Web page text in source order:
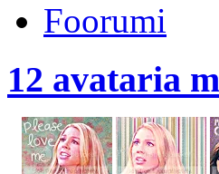
Foorumi
12 avataria